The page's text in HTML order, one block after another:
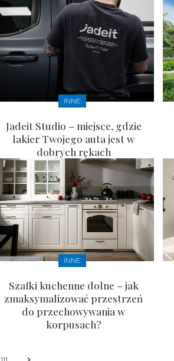
INNE
Jadeit Studio – miejsce, gdzie
lakier Twojego auta jest w
dobrych rękach
INNE
Szafki kuchenne dolne – jak
zmaksymalizować przestrzeń
do przechowywania w
korpusach?